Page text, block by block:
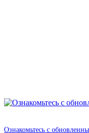
Ознакомьтесь с